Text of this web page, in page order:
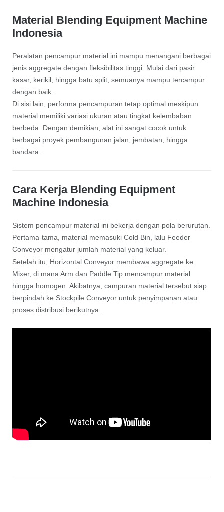
Material Blending Equipment Machine
Indonesia
Peralatan pencampur material ini mampu menangani berbagai
jenis aggregate dengan fleksibilitas tinggi. Mulai dari pasir
kasar, kerikil, hingga batu split, semuanya mampu tercampur
dengan baik.
Di sisi lain, performa pencampuran tetap optimal meskipun
material memiliki variasi ukuran atau tingkat kelembaban
berbeda. Dengan demikian, alat ini sangat cocok untuk
berbagai proyek pembangunan jalan, jembatan, hingga
bandara.
Cara Kerja Blending Equipment
Machine Indonesia
Sistem pencampur material ini bekerja dengan pola berurutan.
Pertama-tama, material memasuki Cold Bin, lalu Feeder
Conveyor mengatur jumlah material yang keluar.
Setelah itu, Horizontal Conveyor membawa aggregate ke
Mixer, di mana Arm dan Paddle Tip mencampur material
hingga homogen. Akibatnya, campuran material tersebut siap
berpindah ke Stockpile Conveyor untuk penyimpanan atau
proses distribusi berikutnya.